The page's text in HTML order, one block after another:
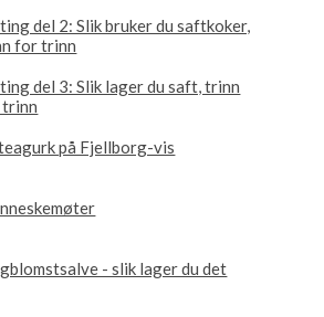
del 2: Slik bruker du saftkoker,
for trinn
del 3: Slik lager du saft, trinn
på Fjellborg-vis
- slik lager du det